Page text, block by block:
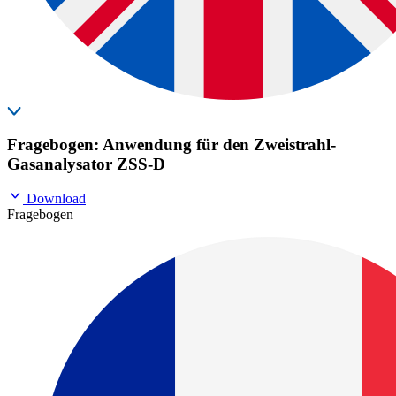
Fragebogen: Anwendung für den Zweistrahl-
Gasanalysator ZSS-D
Download
Fragebogen